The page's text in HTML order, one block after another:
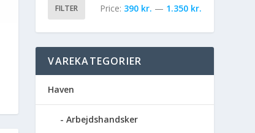
FILTER Price: 390 kr. — 1.350 kr.
VAREKATEGORIER
Haven
Arbejdshandsker